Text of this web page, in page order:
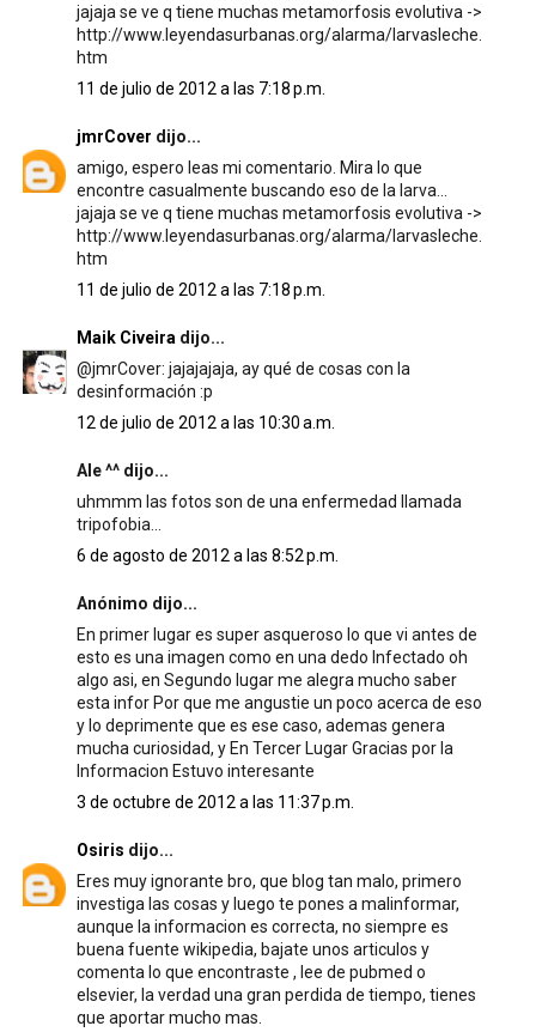
jajaja se ve q tiene muchas metamorfosis evolutiva ->
http://www.leyendasurbanas.org/alarma/larvasleche.
htm
11 de julio de 2012 a las 7:18 p.m.
jmrCover dijo...
amigo, espero leas mi comentario. Mira lo que
encontre casualmente buscando eso de la larva...
jajaja se ve q tiene muchas metamorfosis evolutiva ->
http://www.leyendasurbanas.org/alarma/larvasleche.
htm
11 de julio de 2012 a las 7:18 p.m.
Maik Civeira dijo...
@jmrCover: jajajajaja, ay qué de cosas con la
desinformación :p
12 de julio de 2012 a las 10:30 a.m.
Ale ^^ dijo...
uhmmm las fotos son de una enfermedad llamada
tripofobia...
6 de agosto de 2012 a las 8:52 p.m.
Anónimo dijo...
En primer lugar es super asqueroso lo que vi antes de
esto es una imagen como en una dedo Infectado oh
algo asi, en Segundo lugar me alegra mucho saber
esta infor Por que me angustie un poco acerca de eso
y lo deprimente que es ese caso, ademas genera
mucha curiosidad, y En Tercer Lugar Gracias por la
Informacion Estuvo interesante
3 de octubre de 2012 a las 11:37 p.m.
Osiris dijo...
Eres muy ignorante bro, que blog tan malo, primero
investiga las cosas y luego te pones a malinformar,
aunque la informacion es correcta, no siempre es
buena fuente wikipedia, bajate unos articulos y
comenta lo que encontraste , lee de pubmed o
elsevier, la verdad una gran perdida de tiempo, tienes
que aportar mucho mas.